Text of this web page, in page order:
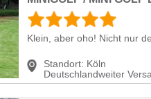
Klein, aber oho! Nicht nur
Standort: Köln
Deutschlandweiter